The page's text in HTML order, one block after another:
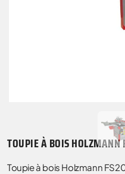
TOUPIE À BOIS
Toupie à bois Holzmann